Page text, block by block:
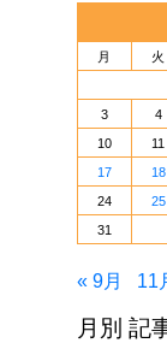
月 火
3
4
10
11
17
18
24
25
31
« 9月 11
月別 記